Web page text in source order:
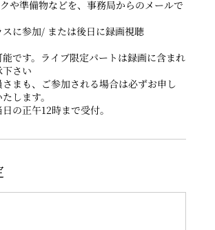
や準備物などを、事務局からのメールで
スに参加/ または後日に録画視聴
です。ライブ限定パートは録画に含まれ
さい
まも、ご参加される場合は必ずお申し
します。